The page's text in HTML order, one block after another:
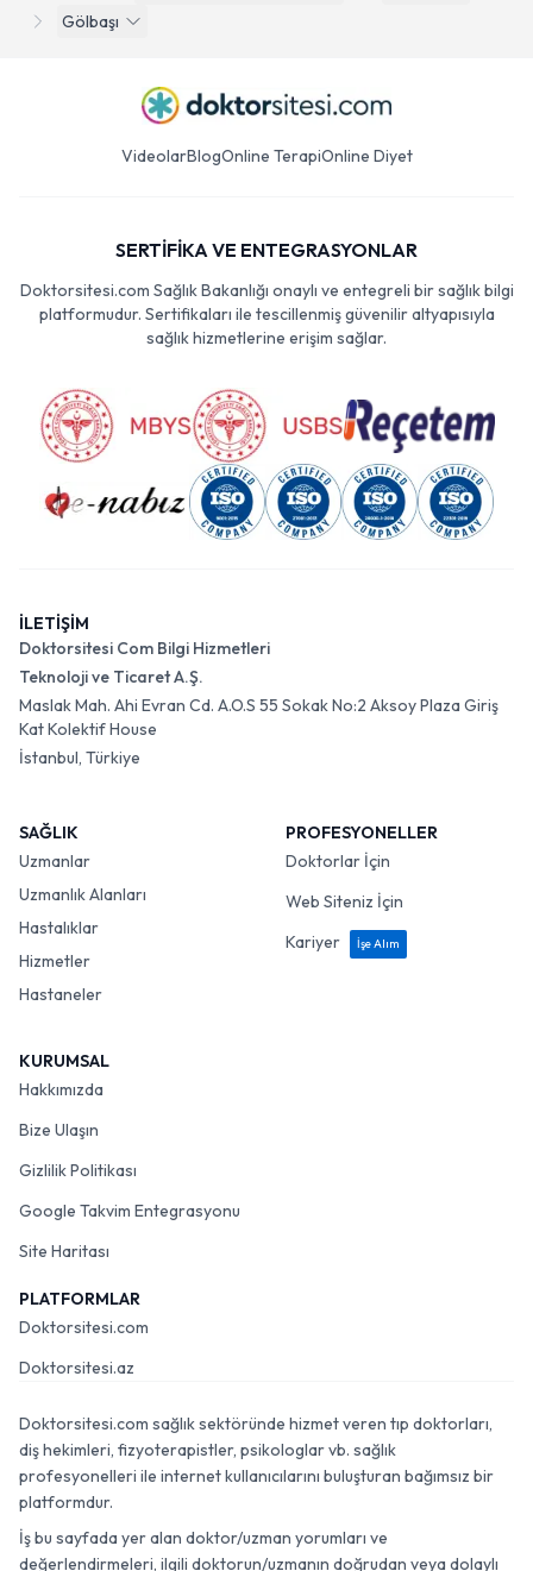
Gölbaşı
VideolarBlogOnline TerapiOnline Diyet
SERTİFİKA VE ENTEGRASYONLAR
Doktorsitesi.com Sağlık Bakanlığı onaylı ve entegreli bir sağlık bilgi
platformudur. Sertifikaları ile tescillenmiş güvenilir altyapısıyla
sağlık hizmetlerine erişim sağlar.
İLETİŞİM
Doktorsitesi Com Bilgi Hizmetleri
Teknoloji ve Ticaret A.Ş.
Maslak Mah. Ahi Evran Cd. A.O.S 55 Sokak No:2 Aksoy Plaza Giriş
Kat Kolektif House
İstanbul, Türkiye
SAĞLIK
Uzmanlar
Uzmanlık Alanları
Hastalıklar
Hizmetler
Hastaneler
PROFESYONELLER
Doktorlar İçin
Web Siteniz İçin
Kariyer
İşe Alım
KURUMSAL
Hakkımızda
Bize Ulaşın
Gizlilik Politikası
Google Takvim Entegrasyonu
Site Haritası
PLATFORMLAR
Doktorsitesi.com
Doktorsitesi.az
Doktorsitesi.com sağlık sektöründe hizmet veren tıp doktorları,
diş hekimleri, fizyoterapistler, psikologlar vb. sağlık
profesyonelleri ile internet kullanıcılarını buluşturan bağımsız bir
platformdur.
İş bu sayfada yer alan doktor/uzman yorumları ve
değerlendirmeleri, ilgili doktorun/uzmanın doğrudan veya dolaylı